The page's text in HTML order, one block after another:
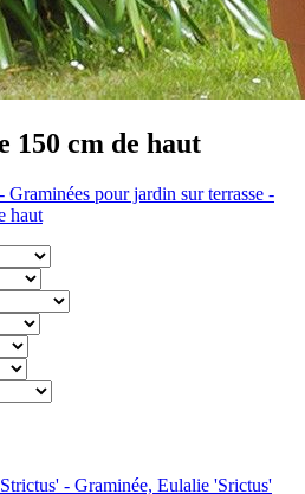
150 cm de haut
Graminées pour jardin sur terrasse -
haut